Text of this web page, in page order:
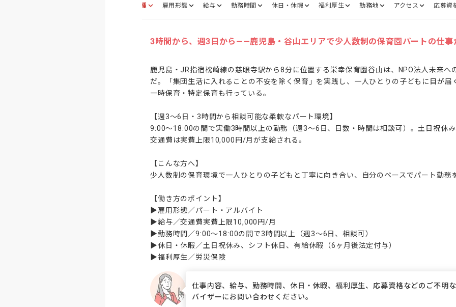
募集職種 雇用形態 給与 勤務時間 休日・休暇 福利厚生 勤務地 アクセス 応募資
3時間から、週3日から——鹿児島・谷山エリアで少人数制の保育園パートの仕事
鹿児島・JR指宿枕崎線の慈眼寺駅から8分に位置する栄幸保育園谷山は、NPO法人未来へ
だ。「集団生活に入れることの不安を除く保育」を実践し、一人ひとりの子どもに目が届
一時保育・特定保育も行っている。
【週3〜6日・3時間から相談可能な柔軟なパート環境】
9:00〜18:00の間で実働3時間以上の勤務（週3〜6日、日数・時間は相談可）。土日祝休
交通費は実費上限10,000円/月が支給される。
【こんな方へ】
少人数制の保育環境で一人ひとりの子どもと丁寧に向き合い、自分のペースでパート勤務
【働き方のポイント】
▶雇用形態／パート・アルバイト
▶給与／交通費実費上限10,000円/月
▶勤務時間／9:00〜18:00の間で3時間以上（週3〜6日、相談可）
▶休日・休暇／土日祝休み、シフト休日、有給休暇（6ヶ月後法定付与）
▶福利厚生／労災保険
仕事内容、給与、勤務時間、休日・休暇、福利厚生、応募資格などのご不明
バイザーにお問い合わせください。